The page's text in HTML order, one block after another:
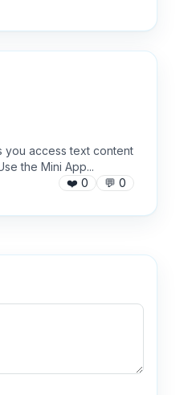
you access text content
the Mini App...
❤️ 0 💬 0